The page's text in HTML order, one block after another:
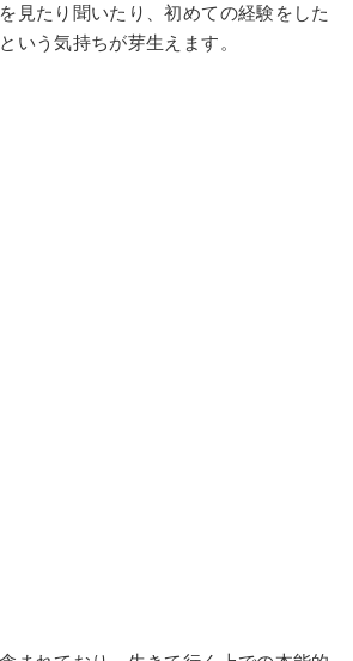
見たり聞いたり、初めての経験をした
いう気持ちが芽生えます。